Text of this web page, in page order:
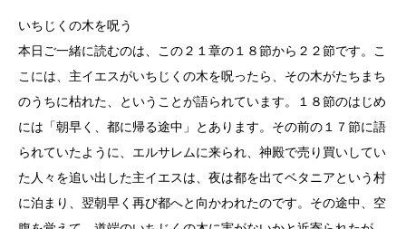
いちじくの木を呪う
本日ご一緒に読むのは、この２１章の１８節から２２節です。こ
こには、主イエスがいちじくの木を呪ったら、その木がたちまち
のうちに枯れた、ということが語られています。１８節のはじめ
には「朝早く、都に帰る途中」とあります。その前の１７節に語
られていたように、エルサレムに来られ、神殿で売り買いしてい
た人々を追い出した主イエスは、夜は都を出てベタニアという村
に泊まり、翌朝早く再び都へと向かわれたのです。その途中、空